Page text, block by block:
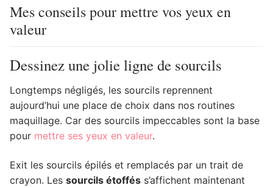
Mes conseils pour mettre vos yeux en
valeur
Dessinez une jolie ligne de sourcils
Longtemps négligés, les sourcils reprennent
aujourd’hui une place de choix dans nos routines
maquillage. Car des sourcils impeccables sont la base
pour mettre ses yeux en valeur.
Exit les sourcils épilés et remplacés par un trait de
crayon. Les sourcils étoffés s’affichent maintenant